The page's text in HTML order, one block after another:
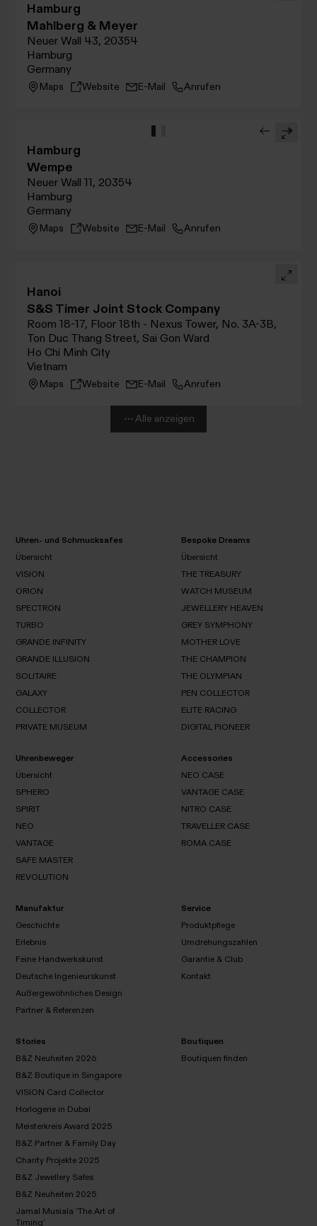
Hamburg
Mahlberg & Meyer
Neuer Wall 43, 20354
Hamburg
Germany
Maps Website E-Mail Anrufen
Hamburg
Wempe
Neuer Wall 11, 20354
Hamburg
Germany
Maps Website E-Mail Anrufen
Hanoi
S&S Timer Joint Stock Company
Room 18-17, Floor 18th - Nexus Tower, No. 3A-3B,
Ton Duc Thang Street, Sai Gon Ward
Ho Chi Minh City
Vietnam
Maps Website E-Mail Anrufen
Alle anzeigen
Uhren- und Schmucksafes
Übersicht
Übersicht
VISION
VISION
ORION
ORION
SPECTRON
SPECTRON
TURBO
TURBO
GRANDE INFINITY
GRANDE
GRANDE ILLUSION
SOLITAIRE
SOLITAIRE
GALAXY
GALAXY
COLLECTOR
COLLECTOR
PRIVATE MUSEUM
PRIVATE
MUSEUM
Bespoke Dreams
Übersicht
Übersicht
THE TREASURY
THE
WATCH MUSEUM
WATCH
JEWELLERY HEAVEN
JEWELLERY
GREY SYMPHONY
GREY
MOTHER LOVE
MOTHER
THE CHAMPION
THE
THE OLYMPIAN
THE
PEN COLLECTOR
PEN
ELITE RACING
RACING
DIGITAL PIONEER
DIGITAL
PIONEER
Uhrenbeweger
Übersicht
Übersicht
SPHERO
SPHERO
SPIRIT
SPIRIT
NEO
NEO
VANTAGE
VANTAGE
SAFE MASTER
MASTER
REVOLUTION
Accessories
NEO CASE
NEO
VANTAGE CASE
VANTAGE
NITRO CASE
NITRO
TRAVELLER CASE
ROMA CASE
Manufaktur
Geschichte
Geschichte
Erlebnis
Erlebnis
Feine Handwerkskunst
Feine
Deutsche Ingenieurskunst
Deutsche
Außergewöhnliches Design
Partner & Referenzen
Referenzen
Service
Produktpflege
Produktpflege
Umdrehungszahlen
Umdrehungszahlen
Garantie & Club
Kontakt
Stories
B&Z Neuheiten 2026
Neuheiten
2026
B&Z Boutique in Singapore
Boutique in
Singapore
VISION Card Collector
Card
Collector
Horlogerie in Dubai
Horlogerie
Meisterkreis Award 2025
Meisterkreis
B&Z Partner & Family Day
& Family
Day
Charity Projekte 2025
Projekte
B&Z Jewellery Safes
B&Z Neuheiten 2025
Jamal Musiala ‘The Art of
Timing’
Boutiquen
Boutiquen finden